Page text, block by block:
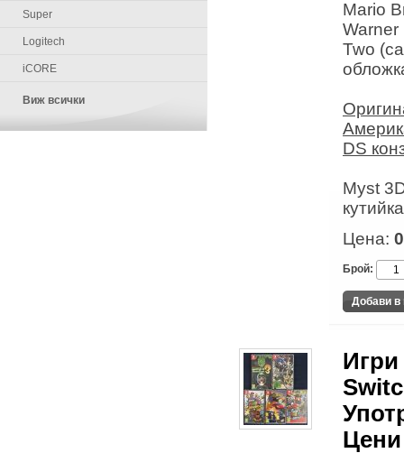
Super
Logitech
iCORE
Виж всички
Mario
Warner
Two
DS
Myst
Цена:
Брой:
Игри
Цени